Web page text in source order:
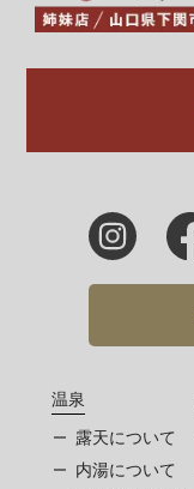
温泉
露天について
内湯について